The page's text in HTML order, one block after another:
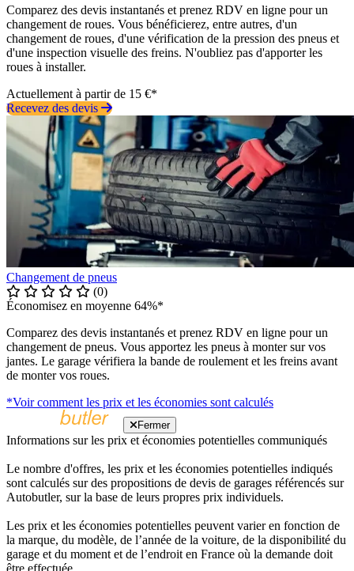
Comparez des devis instantanés et prenez RDV en ligne pour un
changement de roues. Vous bénéficierez, entre autres, d'un
changement de roues, d'une vérification de la pression des pneus et
d'une inspection visuelle des freins. N'oubliez pas d'apporter les
roues à installer.
Actuellement à partir de 15 €*
Recevez des devis
Changement de pneus
(0)
Économisez en moyenne 64%*
Comparez des devis instantanés et prenez RDV en ligne pour un
changement de pneus. Vous apportez les pneus à monter sur vos
jantes. Le garage vérifiera la bande de roulement et les freins avant
de monter vos roues.
*Voir comment les prix et les économies sont calculés
Fermer
Informations sur les prix et économies potentielles communiqués
Le nombre d'offres, les prix et les économies potentielles indiqués
sont calculés sur des propositions de devis de garages référencés sur
Autobutler, sur la base de leurs propres prix individuels.
Les prix et les économies potentielles peuvent varier en fonction de
la marque, du modèle, de l’année de la voiture, de la disponibilité du
garage et du moment et de l’endroit en France où la demande doit
être effectuée.